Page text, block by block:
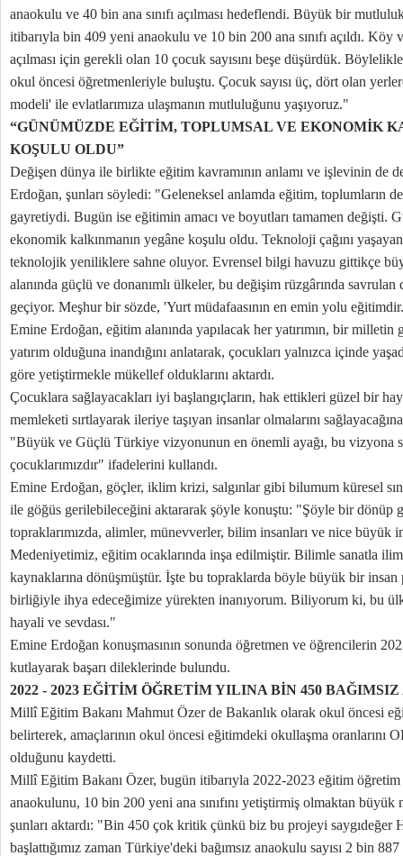
anaokulu ve 40 bin ana sınıfı açılması hedeflendi. Büyük bir
itibarıyla bin 409 yeni anaokulu ve 10 bin 200 ana sınıfı açıldı. Köy
açılması için gerekli olan 10 çocuk sayısını beşe düşürdük.
okul öncesi öğretmenleriyle buluştu. Çocuk sayısı üç, dört olan
modeli' ile evlatlarımıza ulaşmanın mutluluğunu yaşıyoruz."
“GÜNÜMÜZDE EĞİTİM, TOPLUMSAL VE EKONOMİK
KOŞULU OLDU”
Değişen dünya ile birlikte eğitim kavramının anlamı ve işlevinin de
Erdoğan, şunları söyledi: "Geleneksel anlamda eğitim, toplumların
gayretiydi. Bugün ise eğitimin amacı ve boyutları tamamen değişti.
ekonomik kalkınmanın yegâne koşulu oldu. Teknoloji çağını
teknolojik yeniliklere sahne oluyor. Evrensel bilgi havuzu gittikçe
alanında güçlü ve donanımlı ülkeler, bu değişim rüzgârında
geçiyor. Meşhur bir sözde, 'Yurt müdafaasının en emin yolu
Emine Erdoğan, eğitim alanında yapılacak her yatırımın, bir milletin
yatırım olduğuna inandığını anlatarak, çocukları yalnızca içinde
göre yetiştirmekle mükellef olduklarını aktardı.
Çocuklara sağlayacakları iyi başlangıçların, hak ettikleri güzel bir
memleketi sırtlayarak ileriye taşıyan insanlar olmalarını
"Büyük ve Güçlü Türkiye vizyonunun en önemli ayağı, bu vizyona
çocuklarımızdır" ifadelerini kullandı.
Emine Erdoğan, göçler, iklim krizi, salgınlar gibi bilumum küresel
ile göğüs gerilebileceğini aktararak şöyle konuştu: "Şöyle bir dönüp
topraklarımızda, alimler, münevverler, bilim insanları ve nice büyük
Medeniyetimiz, eğitim ocaklarında inşa edilmiştir. Bilimle sanatla
kaynaklarına dönüşmüştür. İşte bu topraklarda böyle büyük bir
birliğiyle ihya edeceğimize yürekten inanıyorum. Biliyorum ki, bu
hayali ve sevdası."
Emine Erdoğan konuşmasının sonunda öğretmen ve öğrencilerin
kutlayarak başarı dileklerinde bulundu.
2022 - 2023 EĞİTİM ÖĞRETİM YILINA BİN 450
Millî Eğitim Bakanı Mahmut Özer de Bakanlık olarak okul öncesi
belirterek, amaçlarının okul öncesi eğitimdeki okullaşma oranlarını
olduğunu kaydetti.
Millî Eğitim Bakanı Özer, bugün itibarıyla 2022-2023 eğitim öğretim
anaokulunu, 10 bin 200 yeni ana sınıfını yetiştirmiş olmaktan
şunları aktardı: "Bin 450 çok kritik çünkü biz bu projeyi saygıdeğer
başlattığımız zaman Türkiye'deki bağımsız anaokulu sayısı 2 bin